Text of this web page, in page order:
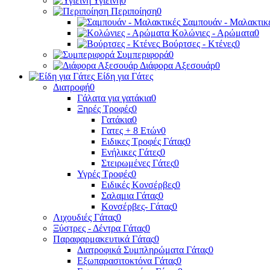
Περιποίηση0
Σαμπουάν -
Κολώνιες - Αρώματα0
Βούρτσες - Κτένες0
Συμπεριφορά0
Διάφορα Αξεσουάρ0
Είδη για Γάτες
Διατροφή0
Γάλατα για γατάκια0
Ξηρές Τροφές0
Γατάκια0
Γατες + 8 Ετών0
Ειδικες Τροφές Γάτας0
Ενήλικες Γάτες0
Στειρωμένες Γάτες0
Υγρές Τροφές0
Ειδικές Κονσέρβες0
Σαλαμια Γάτας0
Κονσέρβες- Γάτας0
Λιχουδιές Γάτας0
Ξύστρες - Δέντρα Γάτας0
Παραφαρμακευτικά Γάτας0
Διατροφικά Συμπληρώματα Γάτας0
Εξωπαρασιτοκτόνα Γάτας0